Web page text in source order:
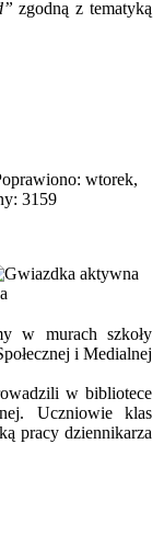
zgodną z tematyką
wtorek,
3159
w murach szkoły
i Medialnej
w bibliotece
Uczniowie klas
pracy dziennikarza